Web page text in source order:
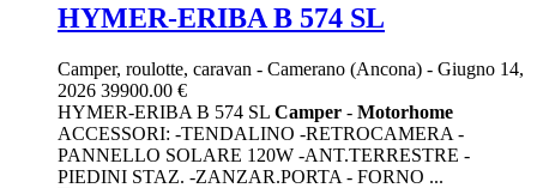
HYMER-ERIBA B 574 SL
Camper, roulotte, caravan - Camerano (Ancona) - Giugno 14,
2026 39900.00 €
HYMER-ERIBA B 574 SL Camper - Motorhome
ACCESSORI: -TENDALINO -RETROCAMERA -
PANNELLO SOLARE 120W -ANT.TERRESTRE -
PIEDINI STAZ. -ZANZAR.PORTA - FORNO ...